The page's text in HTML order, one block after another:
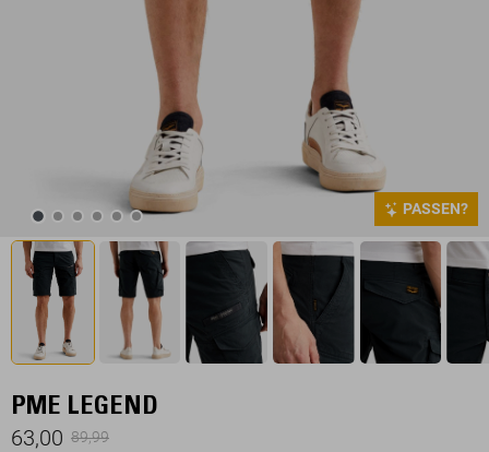
PASSEN?
PME LEGEND
63,00 89,99